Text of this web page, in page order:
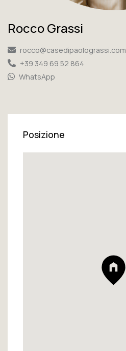
Rocco Grassi
rocco@casedipaolograssi.com
+39 349 69 52 864
WhatsApp
Posizione